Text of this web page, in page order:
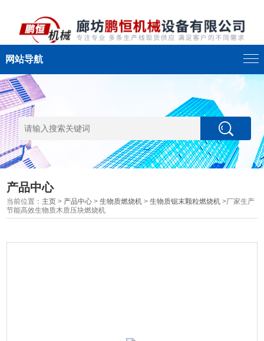
网站导航
产品中心
当前位置： 主页 > 产品中心 >生物质燃烧机 >生物质锯末颗粒燃烧机 >厂家生产
节能高效生物质木质压块燃烧机